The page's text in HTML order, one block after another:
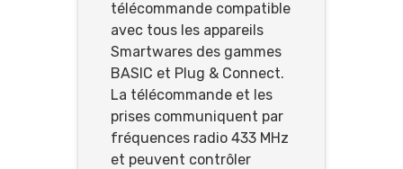
télécommande compatible
avec tous les appareils
Smartwares des gammes
BASIC et Plug & Connect.
La télécommande et les
prises communiquent par
fréquences radio 433 MHz
et peuvent contrôler